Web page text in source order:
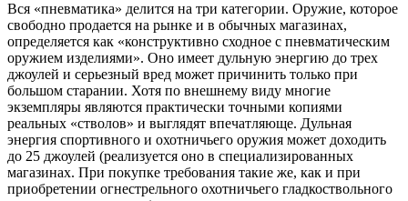
Вся «пневматика» делится на три категории. Оружие, которое
свободно продается на рынке и в обычных магазинах,
определяется как «конструктивно сходное с пневматическим
оружием изделиями». Оно имеет дульную энергию до трех
джоулей и серьезный вред может причинить только при
большом старании. Хотя по внешнему виду многие
экземпляры являются практически точными копиями
реальных «стволов» и выглядят впечатляюще. Дульная
энергия спортивного и охотничьего оружия может доходить
до 25 джоулей (реализуется оно в специализированных
магазинах. При покупке требования такие же, как и при
приобретении огнестрельного охотничьего гладкоствольного